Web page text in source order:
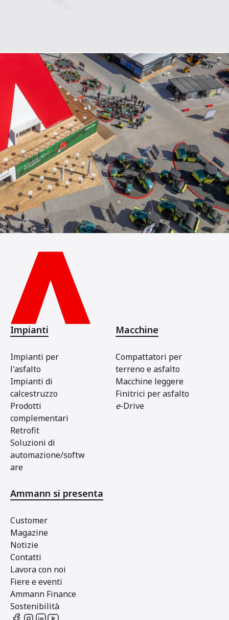
Impianti
Impianti per
l'asfalto
Impianti di
calcestruzzo
Prodotti
complementari
Retrofit
Soluzioni di
automazione/softw
are
Macchine
Compattatori per
terreno e asfalto
Macchine leggere
Finitrici per asfalto
e-Drive
Ammann si presenta
Customer
Magazine
Notizie
Contatti
Lavora con noi
Fiere e eventi
Ammann Finance
Sostenibilità